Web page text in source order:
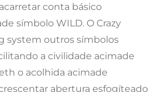
conta básico
símbolo WILD. O Crazy
system outros símbolos
a civilidade acimade
o acolhida acimade
abertura esfogíteado